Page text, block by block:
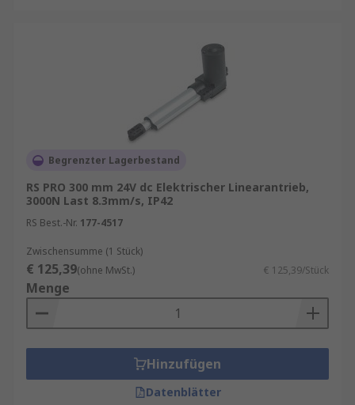
RS Online hat eine große Auswahl an
elektrische-Linearantriebe von führenden
Herstellern auf Lager, wie z.B. Bosch Rexroth,
Norgren, RS PRO oder Thomson Linear.
Wollen Sie mehr überSchalter für
wissen?
Begrenzter Lagerbestand
RS PRO 300 mm 24V dc Elektrischer Linearantrieb,
3000N Last 8.3mm/s, IP42
RS Best.-Nr. 177-4517
Zwischensumme (1 Stück)
€ 125,39(ohne MwSt.) € 125,39/Stück
Menge
Hinzufügen
Datenblätter